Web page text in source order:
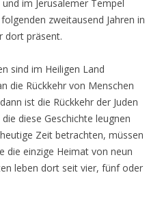
im Jerusalemer Tempel
zweitausend Jahren in
dort präsent.
sind im Heiligen Land
die Rückkehr von Menschen
ist die Rückkehr der Juden
diese Geschichte leugnen
Zeit betrachten, müssen
die einzige Heimat von neun
leben dort seit vier, fünf oder